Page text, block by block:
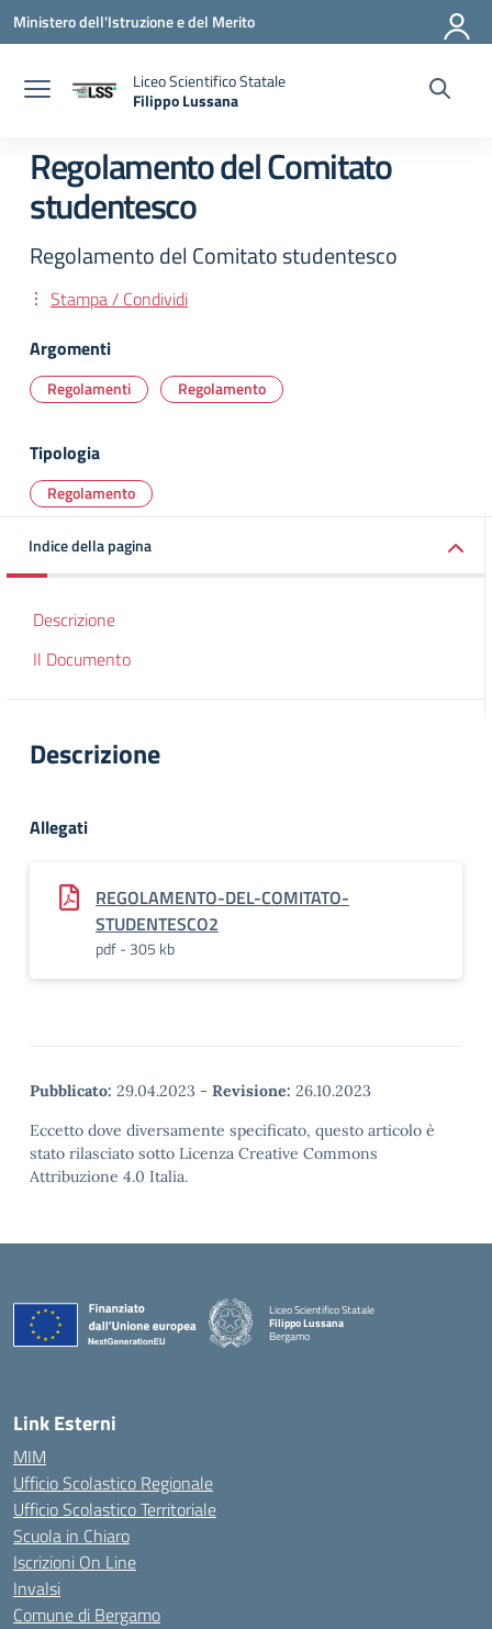
Vai ai contenuti
Vai al menu di navigazione
Vai al footer
Ministero dell'Istruzione e del Merito
Liceo Scientifico Statale
Filippo Lussana
Regolamento del Comitato
studentesco
Regolamento del Comitato studentesco
Stampa / Condividi
Argomenti
Regolamenti Regolamento
Tipologia
Regolamento
Indice della pagina
Descrizione
Il Documento
Descrizione
Allegati
REGOLAMENTO-DEL-COMITATO-
STUDENTESCO2
pdf - 305 kb
Pubblicato: 29.04.2023 - Revisione: 26.10.2023
Eccetto dove diversamente specificato, questo articolo è
stato rilasciato sotto Licenza Creative Commons
Attribuzione 4.0 Italia.
Liceo Scientifico Statale
Filippo Lussana
Bergamo
— Visita la pagina iniziale della scuola
Link Esterni
MIM
Ufficio Scolastico Regionale
Ufficio Scolastico Territoriale
Scuola in Chiaro
Iscrizioni On Line
Invalsi
Comune di Bergamo